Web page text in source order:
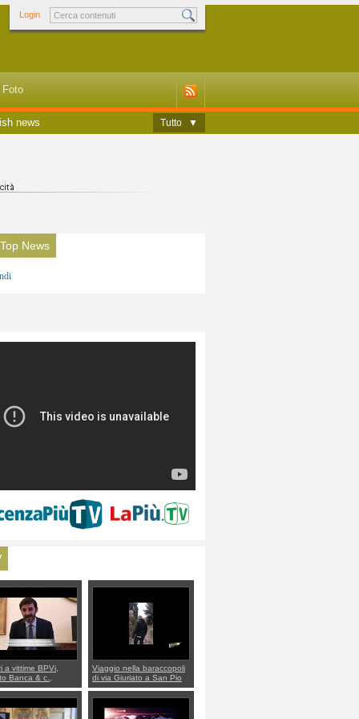
Login
Foto
news Tutto ▼
News
a vittime BPVi,
Banca & c.,
al sottosegretario
Villarosa: per
ordine convochi
Maio CNCU a
Viaggio nella baraccopoli
di via Giuriato a San Pio
X. Vicenza ai Vicentini:
“faremo un regalo di
Natale ai residenti”